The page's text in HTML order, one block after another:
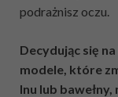
podrażnisz oczu.
Decydując się
modele, które
lnu lub